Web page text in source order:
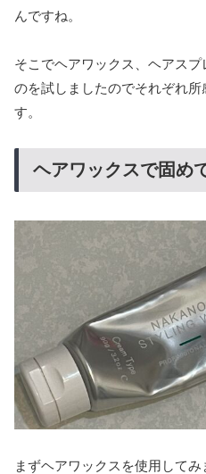
んですね。
そこでヘアワックス、ヘアス
のを試しましたのでそれぞれ
す。
ヘアワックスで固め
まずヘアワックスを使用してみ